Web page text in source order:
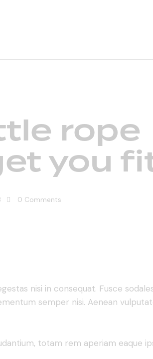
rope
you
0 Comments
nisi in consequat. Fusce
semper nisi. Aenean
totam rem aperiam eaque